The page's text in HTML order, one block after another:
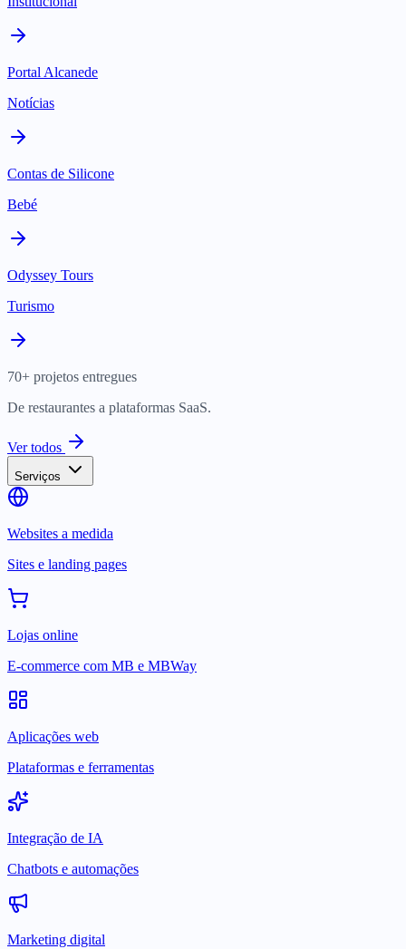
Portal Alcanede
Notícias
Contas de Silicone
Bebé
Odyssey Tours
Turismo
70+ projetos entregues
De restaurantes a plataformas SaaS.
Ver todos
Serviços
Websites a medida
Sites e landing pages
Lojas online
E-commerce com MB e MBWay
Aplicações web
Plataformas e ferramentas
Integração de IA
Chatbots e automações
Marketing digital